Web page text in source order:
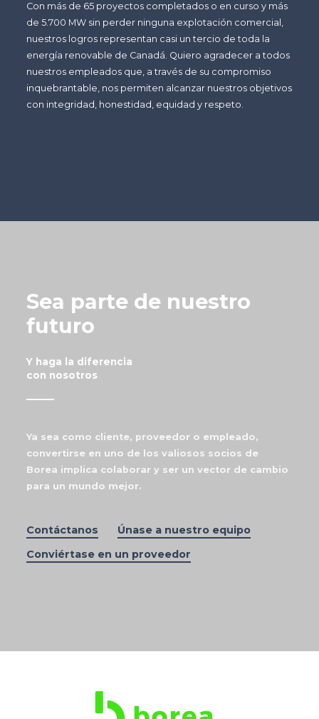
Con más de 65 proyectos completados o en curso y más
de 5.700 MW sin perder ninguna explotación comercial,
nuestros logros representan casi un tercio de toda la
energía renovable de Canadá. Quiero agradecer a todos
nuestros empleados que, a través de su compromiso
inquebrantable, nos permiten alcanzar nuestros objetivos
con integridad, honestidad, equidad y respeto.
Sea parte de nuestro
futuro
Y haga la diferencia
con nosotros
Ya sea como cliente, proveedor o empleado,
convertirse en uno de los valiosos socios de
Borea implica colaborar y ser un vector de cambio
para un mundo mejor.
Contáctanos
Únase a nuestro equipo
Conviértase en un proveedor